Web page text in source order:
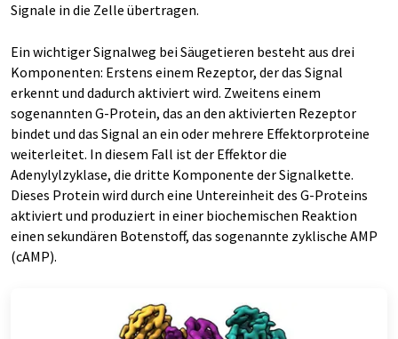
Signale in die Zelle übertragen.
Ein wichtiger Signalweg bei Säugetieren besteht aus drei
Komponenten: Erstens einem Rezeptor, der das Signal
erkennt und dadurch aktiviert wird. Zweitens einem
sogenannten G-Protein, das an den aktivierten Rezeptor
bindet und das Signal an ein oder mehrere Effektorproteine
weiterleitet. In diesem Fall ist der Effektor die
Adenylylzyklase, die dritte Komponente der Signalkette.
Dieses Protein wird durch eine Untereinheit des G-Proteins
aktiviert und produziert in einer biochemischen Reaktion
einen sekundären Botenstoff, das sogenannte zyklische AMP
(cAMP).